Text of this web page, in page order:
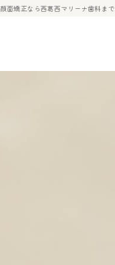
面矯正なら西葛西マリーナ歯科まで